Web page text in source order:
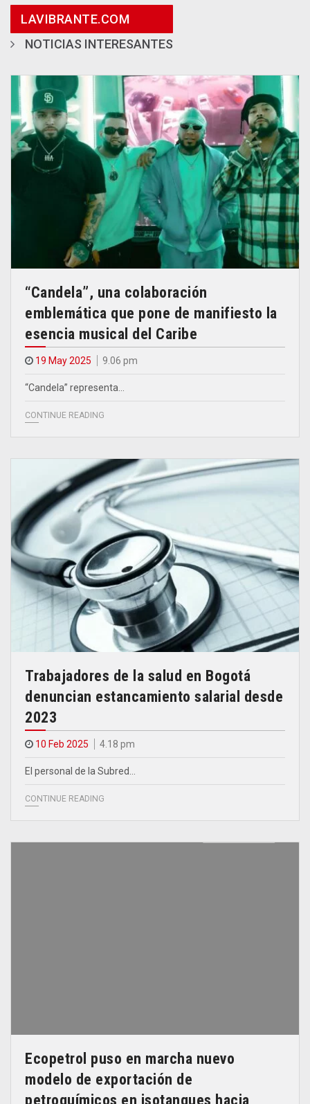
LAVIBRANTE.COM
NOTICIAS INTERESANTES
“Candela”, una colaboración
emblemática que pone de manifiesto la
esencia musical del Caribe
19 May 2025 9.06 pm
“Candela” representa…
CONTINUE READING
Trabajadores de la salud en Bogotá
denuncian estancamiento salarial desde
2023
10 Feb 2025 4.18 pm
El personal de la Subred…
CONTINUE READING
Ecopetrol puso en marcha nuevo
modelo de exportación de
petroquímicos en isotanques hacia